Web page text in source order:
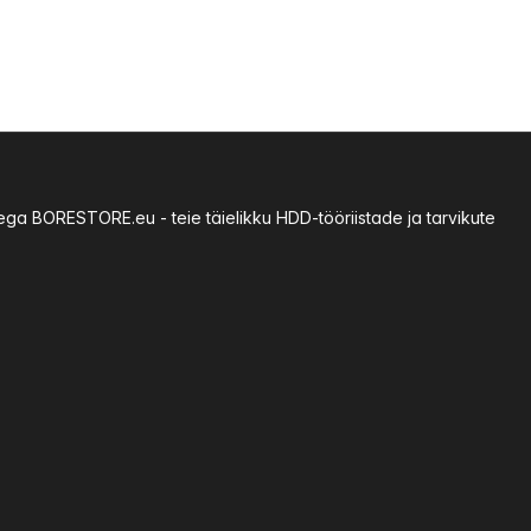
BORESTORE.eu - teie täielikku HDD-tööriistade ja tarvikute